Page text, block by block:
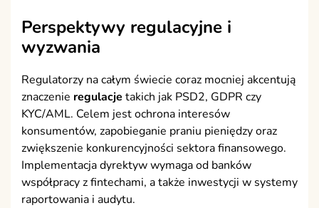
Perspektywy regulacyjne i
wyzwania
Regulatorzy na całym świecie coraz mocniej akcentują
znaczenie regulacje takich jak PSD2, GDPR czy
KYC/AML. Celem jest ochrona interesów
konsumentów, zapobieganie praniu pieniędzy oraz
zwiększenie konkurencyjności sektora finansowego.
Implementacja dyrektyw wymaga od banków
współpracy z fintechami, a także inwestycji w systemy
raportowania i audytu.